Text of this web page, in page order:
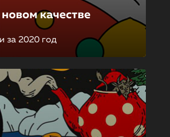
качестве
за 2020 год